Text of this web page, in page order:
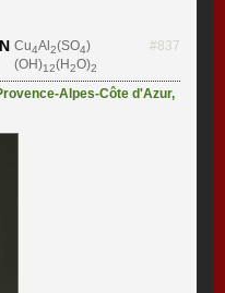
Cu4Al 2(SO4)
(OH)12(H2O)2
#837
Alpes-Côte d'Azur,